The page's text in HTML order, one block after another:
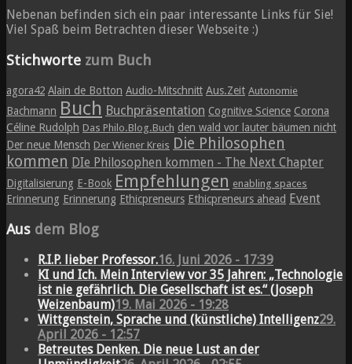
Nebenan befinden sich ein paar interessante Links für Sie!
Viel Spaß beim Betrachten dieser Webseite :)
Stichworte zum Buch
agora42 Alain de Botton Audio-Mitschnitt Aus.Zeit Autonomie
Bachmann Buch Buchpräsentation Cognitive Science Corona
Céline Rudolph Das Philo.Blog.Buch den wald vor lauter bäumen nicht
Der neue Mensch Der Wiener Kreis Die Philosophen
kommen DIe Philosophen kommen - The Next Chapter
Digitalisierung E-Book Empfehlungen enabling spaces
Erinnerung Erinnerung Ethicpreneurs Ethicpreneurs ahead Event
Aus dem Blog
R.I.P. lieber Professor.16. Juni 2026 - 17:39
KI und Ich. Mein Interview vor 35 Jahren: „Technologie
ist nie gefährlich. Die Gesellschaft ist es.“ (Joseph
Weizenbaum)19. Mai 2026 - 19:28
Wittgenstein, Sprache und (künstliche) Intelligenz29.
April 2026 - 12:57
Betreutes Denken. Die neue Lust an der